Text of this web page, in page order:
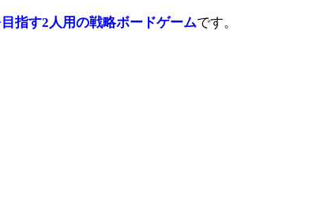
指す2人用の戦略ボードゲームです。